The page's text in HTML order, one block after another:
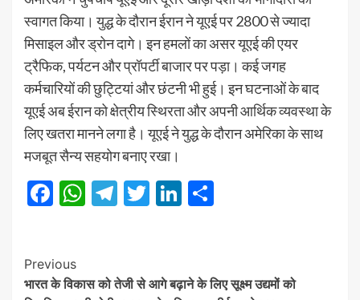
स्वागत किया। युद्ध के दौरान ईरान ने यूएई पर 2800 से ज्यादा
मिसाइल और ड्रोन दागे। इन हमलों का असर यूएई की एयर
ट्रैफिक, पर्यटन और प्रॉपर्टी बाजार पर पड़ा। कई जगह
कर्मचारियों की छुट्टियां और छंटनी भी हुई। इन घटनाओं के बाद
यूएई अब ईरान को क्षेत्रीय स्थिरता और अपनी आर्थिक व्यवस्था के
लिए खतरा मानने लगा है। यूएई ने युद्ध के दौरान अमेरिका के साथ
मजबूत सैन्य सहयोग बनाए रखा।
Facebook
WhatsApp
Telegram
TwitterLinkedIn
Post
Navigation
Previous
भारत के विकास को तेजी से आगे बढ़ाने के लिए सूक्ष्म उद्यमों को